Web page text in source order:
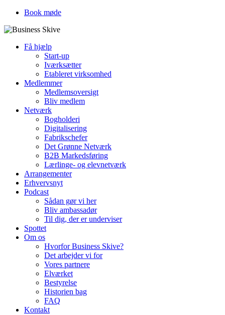
Book møde
Få hjælp
Start-up
Iværksætter
Etableret virksomhed
Medlemmer
Medlemsoversigt
Bliv medlem
Netværk
Bogholderi
Digitalisering
Fabrikschefer
Det Grønne Netværk
B2B Markedsføring
Lærlinge- og elevnetværk
Arrangementer
Erhvervsnyt
Podcast
Sådan gør vi her
Bliv ambassadør
Til dig, der er underviser
Spottet
Om os
Hvorfor Business Skive?
Det arbejder vi for
Vores partnere
Elværket
Bestyrelse
Historien bag
FAQ
Kontakt